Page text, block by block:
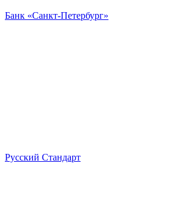
Банк «Санкт-Петербург»
Русский Стандарт